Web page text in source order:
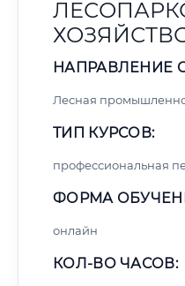
НАПРАВЛЕНИЕ
Лесная
ТИП КУРСОВ:
профессиональная
ФОРМА
онлайн
КОЛ-ВО ЧАСОВ: